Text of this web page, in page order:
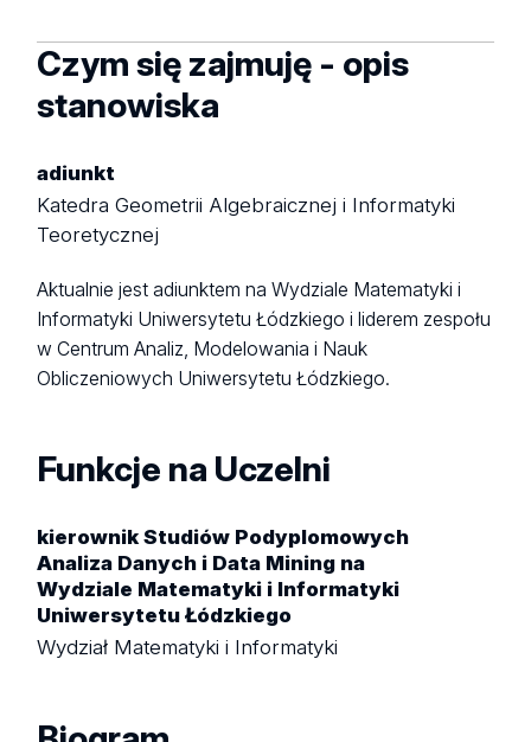
Czym się zajmuję - opis
stanowiska
adiunkt
Katedra Geometrii Algebraicznej i Informatyki
Teoretycznej
Aktualnie jest adiunktem na Wydziale Matematyki i
Informatyki Uniwersytetu Łódzkiego i liderem zespołu
w Centrum Analiz, Modelowania i Nauk
Obliczeniowych Uniwersytetu Łódzkiego.
Funkcje na Uczelni
kierownik Studiów Podyplomowych
Analiza Danych i Data Mining na
Wydziale Matematyki i Informatyki
Uniwersytetu Łódzkiego
Wydział Matematyki i Informatyki